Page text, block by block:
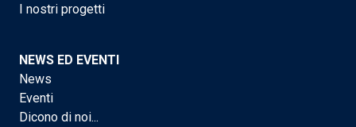
I nostri progetti
NEWS ED EVENTI
News
Eventi
Dicono di noi...